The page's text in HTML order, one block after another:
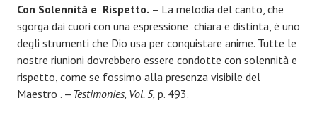
Con Solennità e Rispetto. – La melodia del canto, che
sgorga dai cuori con una espressione chiara e distinta, è uno
degli strumenti che Dio usa per conquistare anime. Tutte le
nostre riunioni dovrebbero essere condotte con solennità e
rispetto, come se fossimo alla presenza visibile del
Maestro . —Testimonies, Vol. 5, p. 493.